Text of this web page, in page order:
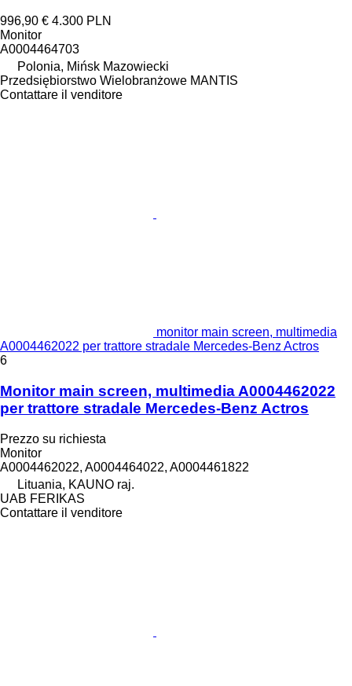
996,90 € 4.300 PLN
Monitor
A0004464703
Polonia, Mińsk Mazowiecki
Przedsiębiorstwo Wielobranżowe MANTIS
Contattare il venditore
monitor main screen, multimedia
A0004462022 per trattore stradale Mercedes-Benz Actros
6
Monitor main screen, multimedia A0004462022
per trattore stradale Mercedes-Benz Actros
Prezzo su richiesta
Monitor
A0004462022, A0004464022, A0004461822
Lituania, KAUNO raj.
UAB FERIKAS
Contattare il venditore